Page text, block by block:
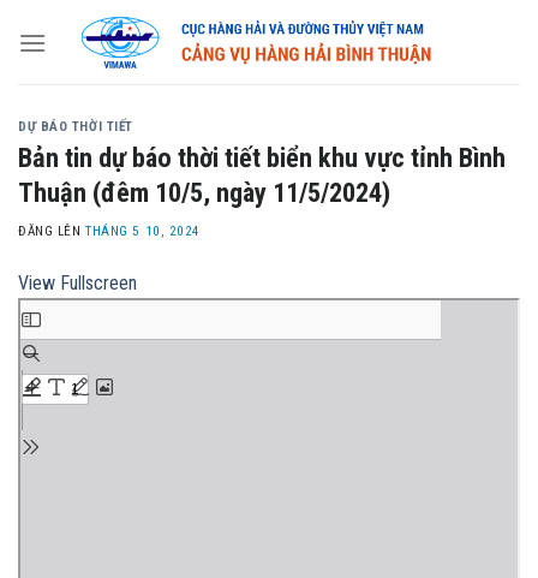
DỰ BÁO THỜI TIẾT
Bản tin dự báo thời tiết biển khu vực tỉnh Bình
Thuận (đêm 10/5, ngày 11/5/2024)
ĐĂNG LÊNTHÁNG 5 10, 2024
View Fullscreen